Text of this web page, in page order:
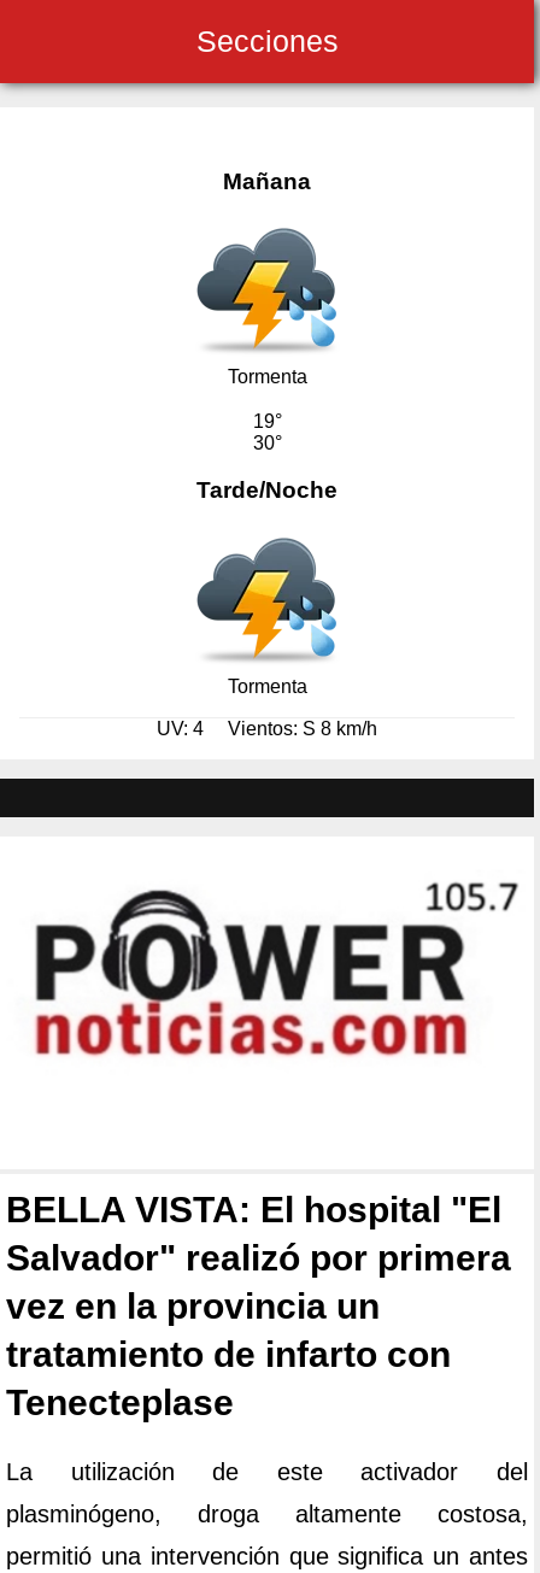
Secciones
Mañana
Tormenta
19°
30°
Tarde/Noche
Tormenta
UV: 4 Vientos: S 8 km/h
BELLA VISTA: El hospital "El
Salvador" realizó por primera
vez en la provincia un
tratamiento de infarto con
Tenecteplase
La utilización de este activador del
plasminógeno, droga altamente costosa,
permitió una intervención que significa un antes